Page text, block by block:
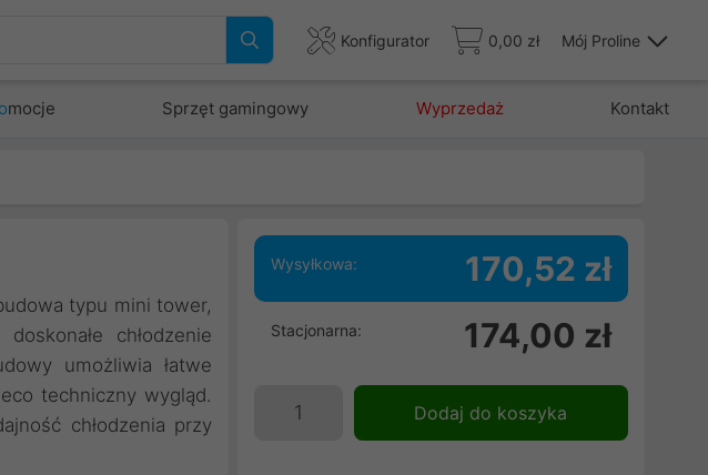
Konfigurator 0,00 zł Mój Proline
mocje Sprzęt gamingowy Wyprzedaż Kontakt
typu mini tower,
chłodzenie
umożliwia łatwe
techniczny wygląd.
chłodzenia przy
Wysyłkowa: 170,52 zł
Stacjonarna: 174,00 zł
Dodaj do koszyka